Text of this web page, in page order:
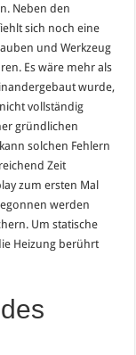
Neben den
sich noch eine
und Werkzeug
Es wäre mehr als
wurde,
vollständig
gründlichen
solchen Fehlern
Zeit
zum ersten Mal
werden
Um statische
Heizung berührt